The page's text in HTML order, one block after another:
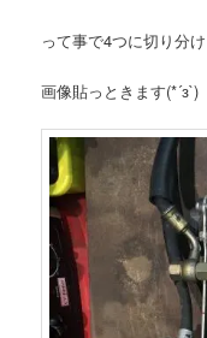
って事で4つに切り分
画像貼っときます(*´з`)